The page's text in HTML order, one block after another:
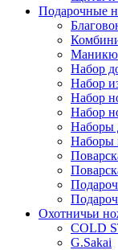
Подарочные
Набор
Набор
Набор
Набор
Наборы
Наборы
Охотничьи
COLD
G.Sakai